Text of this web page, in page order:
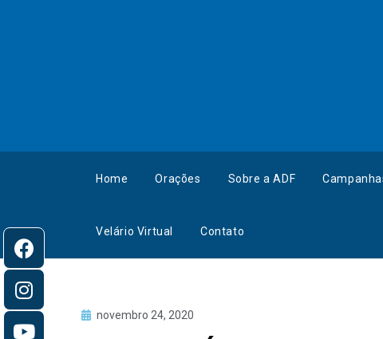
Home Orações Sobre a ADF
Velário Virtual Contato
novembro 24, 2020